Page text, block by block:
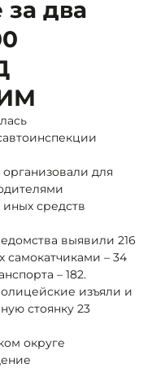
за два
для
средств
выявили 216
– 34
– 182.
изъяли и
стоянку 23
округе